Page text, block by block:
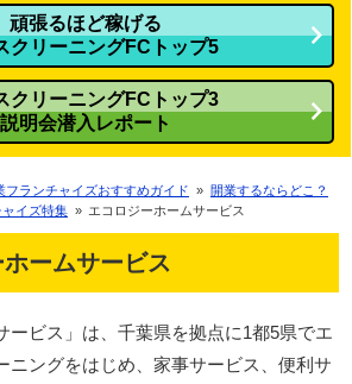
頑張るほど稼げる
クリーニングFCトップ5
クリーニングFCトップ3
説明会潜入レポート
ランチャイズおすすめガイド » 開業するならどこ？
イズ特集 » エコロジーホームサービス
ームサービス
ービス」は、千葉県を拠点に1都5県でエ
ニングをはじめ、家事サービス、便利サ